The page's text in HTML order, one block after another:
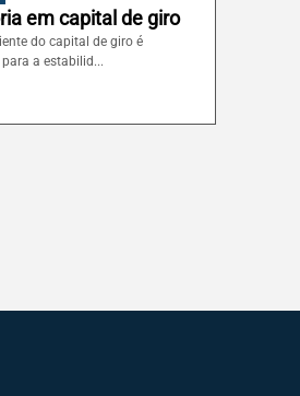
em capital de giro
do capital de giro é
a estabilid...